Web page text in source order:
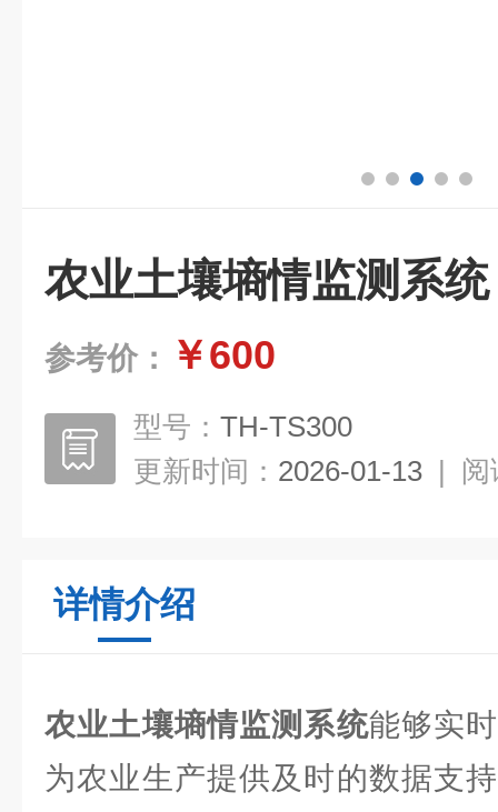
农业土壤墒情监测系统
参考价： ￥600
型号： TH-TS300
更新时间： 2026-01-13 | 阅
详情介绍
农业土壤墒情监测系统能够实
为农业生产提供及时的数据支